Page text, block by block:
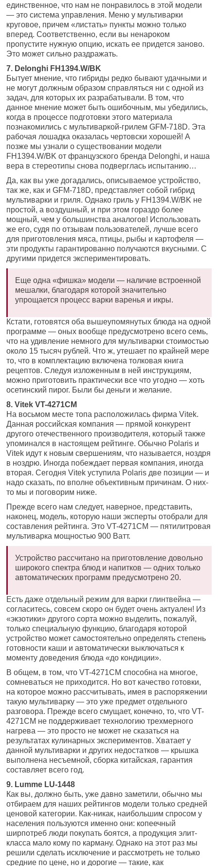
единственное, что нам не понравилось в этой модели
— это система управления. Меню у мультиварки
круговое, причем «листать» пункты можно только
вперед. Соответственно, если вы ненароком
пропустите нужную опцию, искать ее придется заново.
Это может сильно раздражать.
7. Delonghi FH1394.W/BK
Бытует мнение, что гибриды редко бывают удачными и
не могут должным образом справляться ни с одной из
задач, для которых их разрабатывали. В том, что
данное мнение может быть ошибочным, мы убедились,
когда в процессе подготовки этого материала
познакомились с мультиваркой-грилем GFM-718D. Эта
рабочая лошадка оказалась чертовски хорошей! А
позже мы узнали о существовании модели
FH1394.W/BK от французского бренда Delonghi, и наша
вера в стереотипы снова подверглась испытанию…
Да, как вы уже догадались, описываемое устройство,
так же, как и GFM-718D, представляет собой гибрид
мультиварки и гриля. Однако гриль у FH1394.W/BK не
простой, а воздушный, и при этом гораздо более
мощный, чем у большинства аналогов! Использовать
же его, судя по отзывам пользователей, лучше всего
для приготовления мяса, птицы, рыбы и картофеля —
эти продукты гарантированно получаются вкусными. С
другими придется экспериментировать.
Еще одна «фишка» модели — наличие встроенной
мешалки, благодаря которой значительно
упрощается процесс варки варенья и икры.
Кстати, готовятся оба вышеупомянутых блюда на одной
программе — оных вообще предусмотрено всего семь,
что на удивление немного для мультиварки стоимостью
около 15 тысяч рублей. Что ж, утешает по крайней мере
то, что в комплектацию включена толковая книга
рецептов. Следуя изложенным в ней инструкциям,
можно приготовить практически все что угодно — хоть
осетинский пирог. Были бы деньги и желание.
8. Vitek VT-4271CM
На восьмом месте топа расположилась фирма Vitek.
Данная российская компания — прямой конкурент
другого отечественного производителя, который также
упоминался в настоящем рейтинге. Обычно Polaris и
Vitek идут к новым свершениям, что называется, ноздря
в ноздрю. Иногда побеждает первая компания, иногда
вторая. Сегодня Vitek уступила Polaris две позиции — и
надо сказать, по вполне объективным причинам. О них-
то мы и поговорим ниже.
Прежде всего нам следует, наверное, представить,
наконец, модель, которую наши эксперты отобрали для
составления рейтинга. Это VT-4271CM — пятилитровая
мультиварка мощностью 900 Ватт.
Устройство рассчитано на приготовление довольно
широкого спектра блюд и напитков — одних только
автоматических программ предусмотрено 20.
Есть даже отдельный режим для варки глинтвейна —
согласитесь, совсем скоро он будет очень актуален! Из
«экзотики» другого сорта можно выделить, пожалуй,
только специальную функцию, благодаря которой
устройство может самостоятельно определять степень
готовности каши и автоматически выключаться к
моменту доведения блюда «до кондиции».
В общем, в том, что VT-4271CM способна на многое,
сомневаться не приходится. Но вот качество готовки,
на которое можно рассчитывать, имея в распоряжении
такую мультиварку — это уже предмет отдельного
разговора. Прежде всего смущает, конечно, то, что VT-
4271CM не поддерживает технологию трехмерного
нагрева — это просто не может не сказаться на
результатах кулинарных экспериментов. Хватает у
данной мультиварки и других недостатков — крышка
выполнена несъемной, сборка китайская, гарантия
составляет всего год.
9. Lumme LU-1448
Как вы, должно быть, уже давно заметили, обычно мы
отбираем для наших рейтингов модели только средней
ценовой категории. Как-никак, наибольшим спросом у
населения пользуются именно они: копеечный
ширпотреб люди покупать боятся, а продукция элит-
класса мало кому по карману. Однако на этот раз мы
решили сделать исключение и рассмотреть не только
средние по цене, но и дорогие — такие, как